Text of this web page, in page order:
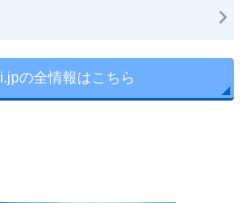
の全情報はこちら